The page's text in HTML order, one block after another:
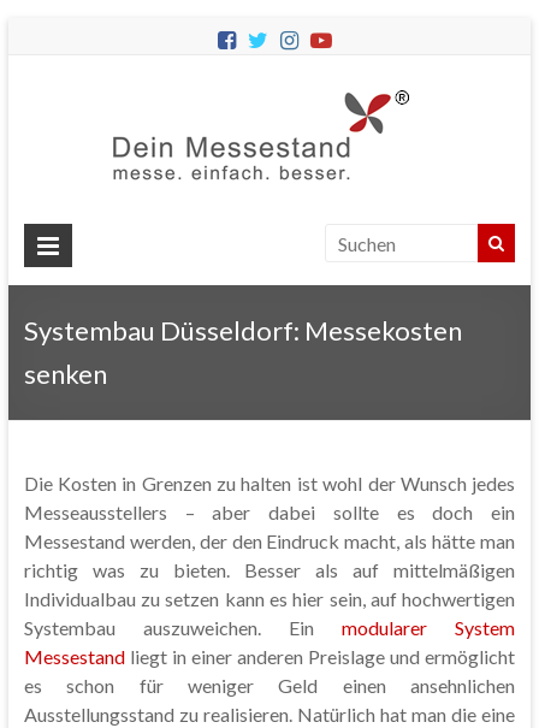
Messestände
für
Ihren
Systembau Düsseldorf: Messekosten
senken
Die Kosten in Grenzen zu halten ist wohl der Wunsch jedes
Messeausstellers – aber dabei sollte es doch ein
Messestand werden, der den Eindruck macht, als hätte man
richtig was zu bieten. Besser als auf mittelmäßigen
Individualbau zu setzen kann es hier sein, auf hochwertigen
Systembau auszuweichen. Einmodularer System
Messestandliegt in einer anderen Preislage und ermöglicht
es schon für weniger Geld einen ansehnlichen
Ausstellungsstand zu realisieren. Natürlich hat man die eine